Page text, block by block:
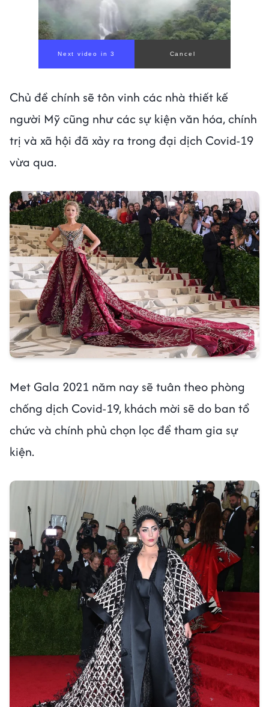
Chủ đề chính sẽ tôn vinh các nhà thiết kế
người Mỹ cũng như các sự kiện văn hóa, chính
trị và xã hội đã xảy ra trong đại dịch Covid-19
vừa qua.
Met Gala 2021 năm nay sẽ tuân theo phòng
chống dịch Covid-19, khách mời sẽ do ban tổ
chức và chính phủ chọn lọc để tham gia sự
kiện.